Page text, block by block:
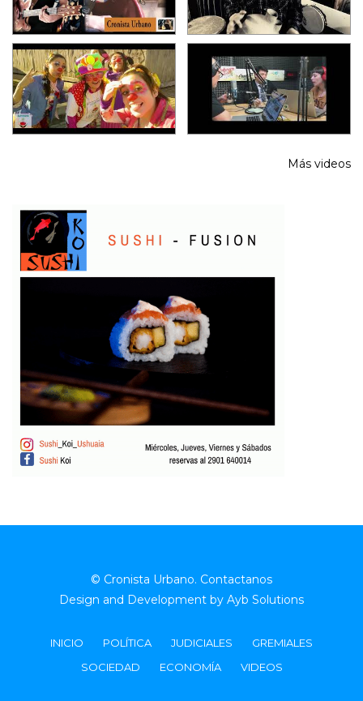
Más videos
© Cronista Urbano. Contactanos
Design and Development by Ayb Solutions
INICIO POLÍTICA JUDICIALES
GREMIALES
SOCIEDAD
ECONOMÍA VIDEOS